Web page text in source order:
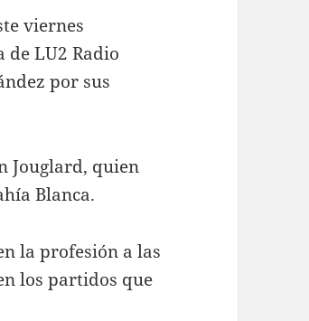
viernes
LU2 Radio
por sus
Jouglard, quien
Blanca.
la profesión a las
los partidos que